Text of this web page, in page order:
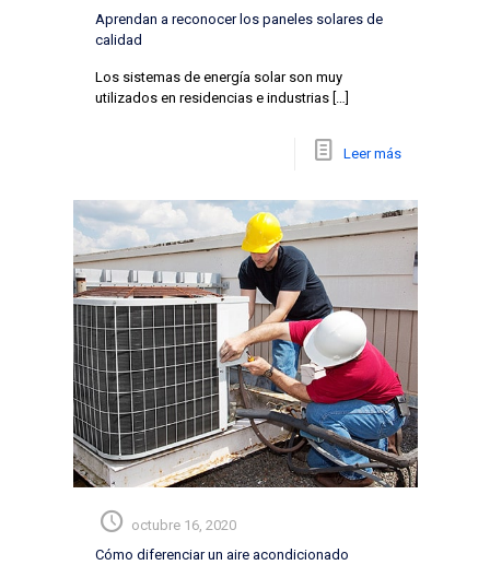
Aprendan a reconocer los paneles solares de
calidad
Los sistemas de energía solar son muy
utilizados en residencias e industrias[…]
Leer más
octubre 16, 2020
Cómo diferenciar un aire acondicionado